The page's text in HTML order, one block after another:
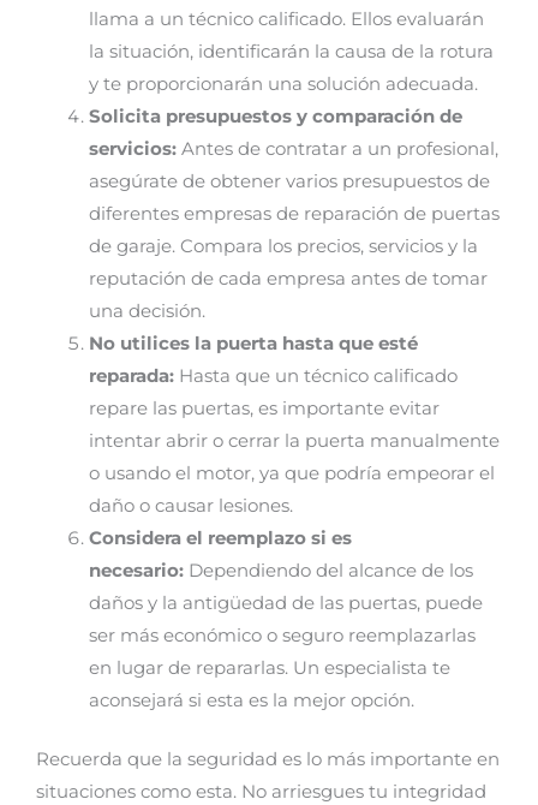
llama a un técnico calificado. Ellos evaluarán
la situación, identificarán la causa de la rotura
y te proporcionarán una solución adecuada.
Solicita presupuestos y comparación de
servicios:Antes de contratar a un profesional,
asegúrate de obtener varios presupuestos de
diferentes empresas de reparación de puertas
de garaje. Compara los precios, servicios y la
reputación de cada empresa antes de tomar
una decisión.
No utilices la puerta hasta que esté
reparada:Hasta que un técnico calificado
repare las puertas, es importante evitar
intentar abrir o cerrar la puerta manualmente
o usando el motor, ya que podría empeorar el
daño o causar lesiones.
Considera el reemplazo si es
necesario:Dependiendo del alcance de los
daños y la antigüedad de las puertas, puede
ser más económico o seguro reemplazarlas
en lugar de repararlas. Un especialista te
aconsejará si esta es la mejor opción.
Recuerda que la seguridad es lo más importante en
situaciones como esta. No arriesgues tu integridad